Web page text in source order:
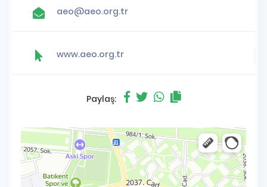
aeo@aeo.org.tr
www.aeo.org.tr
Paylaş: